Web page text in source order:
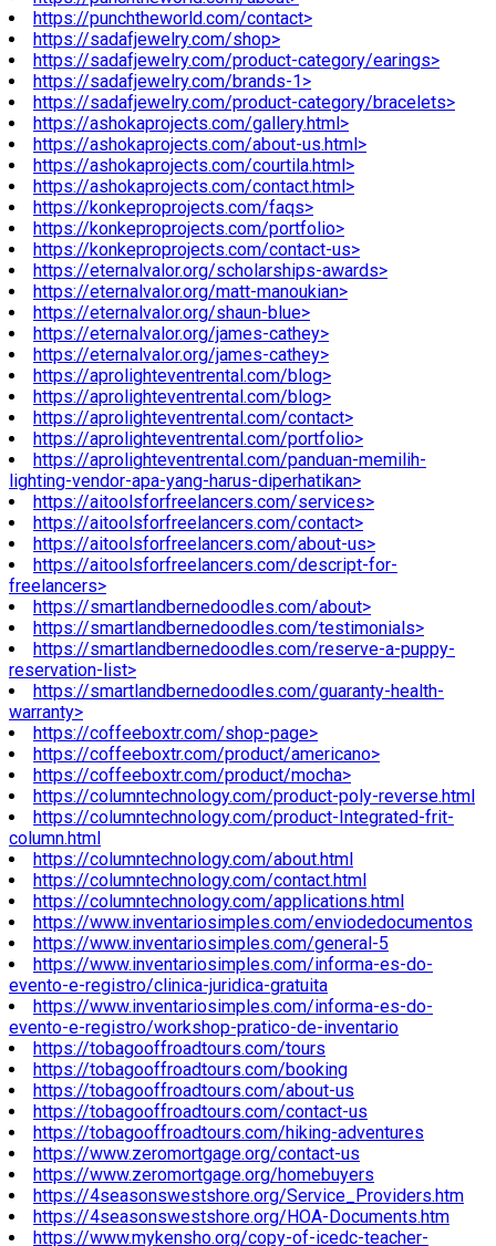
https://punchtheworld.com/contact>
https://sadafjewelry.com/shop>
https://sadafjewelry.com/product-category/earings>
https://sadafjewelry.com/brands-1>
https://sadafjewelry.com/product-category/bracelets>
https://ashokaprojects.com/gallery.html>
https://ashokaprojects.com/about-us.html>
https://ashokaprojects.com/courtila.html>
https://ashokaprojects.com/contact.html>
https://konkeproprojects.com/faqs>
https://konkeproprojects.com/portfolio>
https://konkeproprojects.com/contact-us>
https://eternalvalor.org/scholarships-awards>
https://eternalvalor.org/matt-manoukian>
https://eternalvalor.org/shaun-blue>
https://eternalvalor.org/james-cathey>
https://eternalvalor.org/james-cathey>
https://aprolighteventrental.com/blog>
https://aprolighteventrental.com/blog>
https://aprolighteventrental.com/contact>
https://aprolighteventrental.com/portfolio>
https://aprolighteventrental.com/panduan-memilih-
lighting-vendor-apa-yang-harus-diperhatikan>
https://aitoolsforfreelancers.com/services>
https://aitoolsforfreelancers.com/contact>
https://aitoolsforfreelancers.com/about-us>
https://aitoolsforfreelancers.com/descript-for-
freelancers>
https://smartlandbernedoodles.com/about>
https://smartlandbernedoodles.com/testimonials>
https://smartlandbernedoodles.com/reserve-a-puppy-
reservation-list>
https://smartlandbernedoodles.com/guaranty-health-
warranty>
https://coffeeboxtr.com/shop-page>
https://coffeeboxtr.com/product/americano>
https://coffeeboxtr.com/product/mocha>
https://columntechnology.com/product-poly-reverse.html
https://columntechnology.com/product-Integrated-frit-
column.html
https://columntechnology.com/about.html
https://columntechnology.com/contact.html
https://columntechnology.com/applications.html
https://www.inventariosimples.com/enviodedocumentos
https://www.inventariosimples.com/general-5
https://www.inventariosimples.com/informa-es-do-
evento-e-registro/clinica-juridica-gratuita
https://www.inventariosimples.com/informa-es-do-
evento-e-registro/workshop-pratico-de-inventario
https://tobagooffroadtours.com/tours
https://tobagooffroadtours.com/booking
https://tobagooffroadtours.com/about-us
https://tobagooffroadtours.com/contact-us
https://tobagooffroadtours.com/hiking-adventures
https://www.zeromortgage.org/contact-us
https://www.zeromortgage.org/homebuyers
https://4seasonswestshore.org/Service_Providers.htm
https://4seasonswestshore.org/HOA-Documents.htm
https://www.mykensho.org/copy-of-icedc-teacher-